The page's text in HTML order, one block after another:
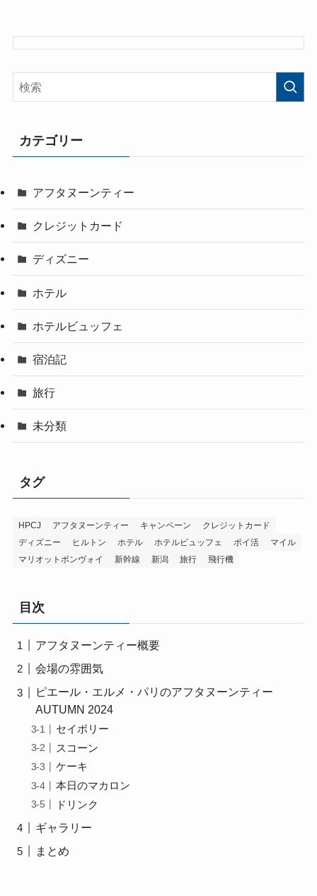
カテゴリー
アフタヌーンティー
クレジットカード
ディズニー
ホテル
ホテルビュッフェ
宿泊記
旅行
未分類
タグ
HPCJ アフタヌーンティー キャンペーン
クレジットカード
ディズニー
ヒルトン ホテル ホテルビュッフェ ポイ活
マイル
マリオットボンヴォイ
新幹線 新潟 旅行 飛行機
目次
アフタヌーンティー概要
会場の雰囲気
ピエール・エルメ・パリのアフタヌーンティー
AUTUMN 2024
セイボリー
スコーン
ケーキ
本日のマカロン
ドリンク
ギャラリー
まとめ